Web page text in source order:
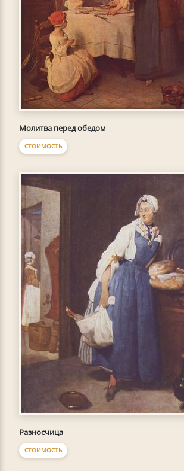
Молитва перед обедом
СТОИМОСТЬ
Разносчица
СТОИМОСТЬ